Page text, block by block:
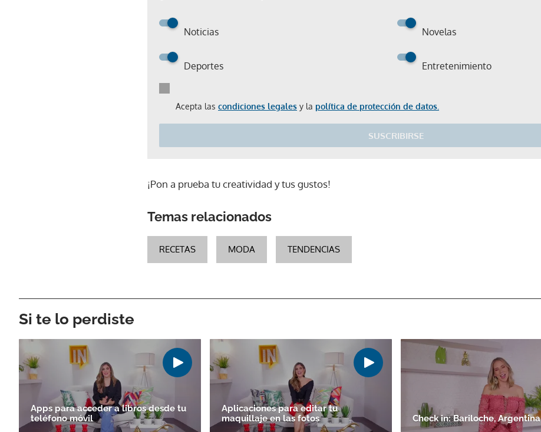
Noticias Novelas
Deportes Entretenimiento
Acepta las condiciones legales y la política de protección de datos.
SUSCRIBIRSE
¡Pon a prueba tu creatividad y tus gustos!
Temas relacionados
RECETAS MODA TENDENCIAS
Si te lo perdiste
Apps para acceder a libros desde tu
teléfono móvil
Aplicaciones para editar tu
maquillaje en las fotos
Check in: Bariloche, Argentina